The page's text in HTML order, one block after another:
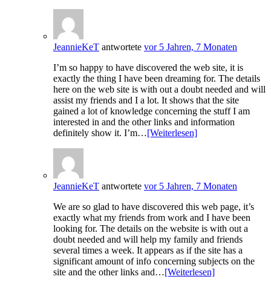
JeannieKeT antwortete vor 5 Jahren, 7 Monaten
I’m so happy to have discovered the web site, it is
exactly the thing I have been dreaming for. The details
here on the web site is with out a doubt needed and will
assist my friends and I a lot. It shows that the site
gained a lot of knowledge concerning the stuff I am
interested in and the other links and information
definitely show it. I’m…[Weiterlesen]
JeannieKeT antwortete vor 5 Jahren, 7 Monaten
We are so glad to have discovered this web page, it’s
exactly what my friends from work and I have been
looking for. The details on the website is with out a
doubt needed and will help my family and friends
several times a week. It appears as if the site has a
significant amount of info concerning subjects on the
site and the other links and…[Weiterlesen]